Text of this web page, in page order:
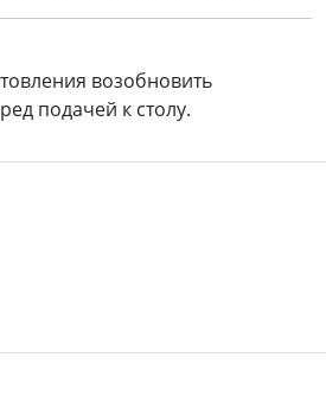
возобновить
подачей к столу.